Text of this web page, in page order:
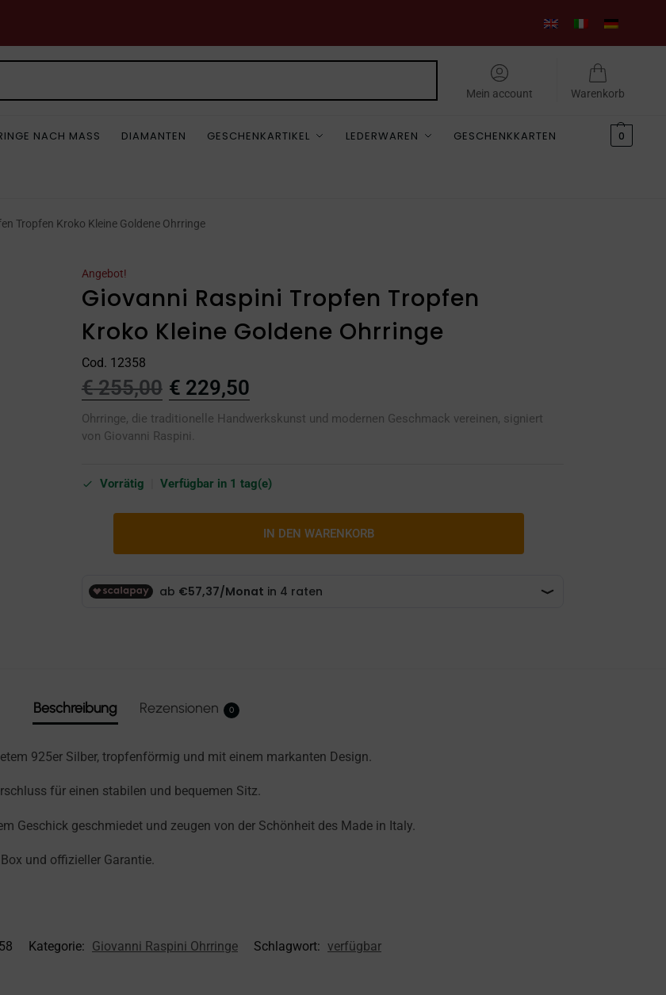
Mein account Warenkorb
NACH MASS DIAMANTEN GESCHENKARTIKEL LEDERWAREN GESCHENKKARTEN 0
Tropfen Kroko Kleine Goldene Ohrringe
Angebot!
Giovanni Raspini Tropfen Tropfen
Kroko Kleine Goldene Ohrringe
Cod. 12358
€255,00 € 229,50
Ohrringe, die traditionelle Handwerkskunst und modernen Geschmack vereinen, signiert
von Giovanni Raspini.
Vorrätig Verfügbar in 1 tag(e)
IN DEN WARENKORB
Beschreibung Rezensionen 0
925er Silber, tropfenförmig und mit einem markanten Design.
für einen stabilen und bequemen Sitz.
Geschick geschmiedet und zeugen von der Schönheit des Made in Italy.
und offizieller Garantie.
Kategorie: Giovanni Raspini Ohrringe Schlagwort: verfügbar